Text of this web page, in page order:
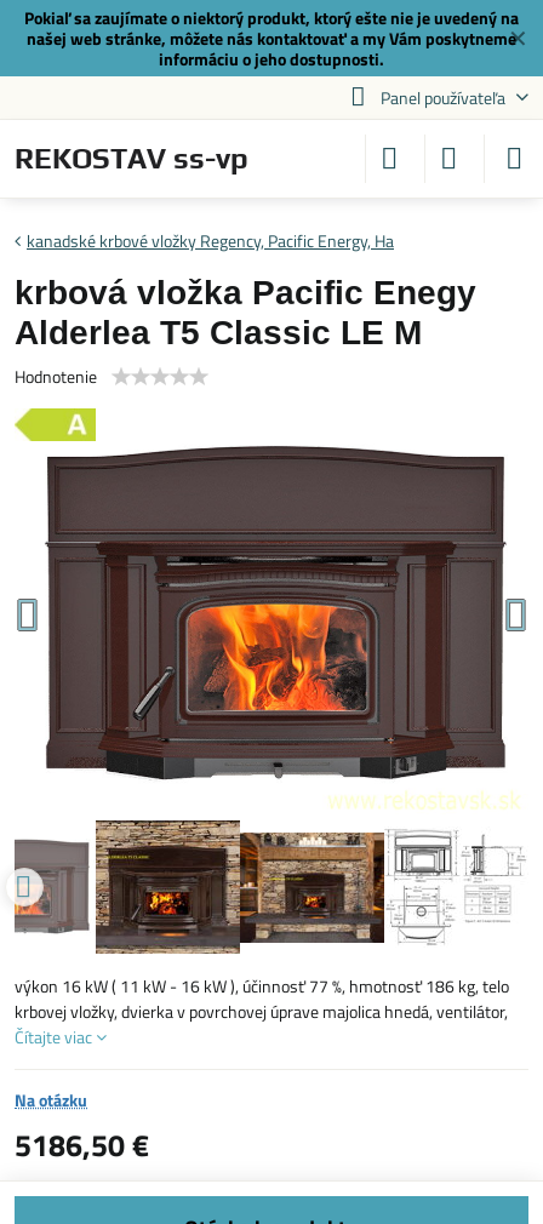
✕
Pokiaľ sa zaujímate o niektorý produkt, ktorý ešte nie je uvedený na
našej web stránke, môžete nás kontaktovaťa my Vám poskytneme
informáciu o jeho dostupnosti.
Panel používateľa
REKOSTAV ss-vp
kanadské krbové vložky Regency, Pacific Energy, Ha
krbová vložka Pacific Enegy
Alderlea T5 Classic LE M
Hodnotenie
výkon 16 kW ( 11 kW - 16 kW ), účinnosť 77 %, hmotnosť 186 kg, telo
krbovej vložky, dvierka v povrchovej úprave majolica hnedá, ventilátor,
Čítajte viac
Na otázku
5186,50 €